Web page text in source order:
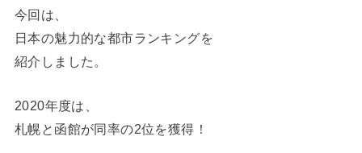
今回は、
日本の魅力的な都市ランキングを
紹介しました。
2020年度は、
札幌と函館が同率の2位を獲得！